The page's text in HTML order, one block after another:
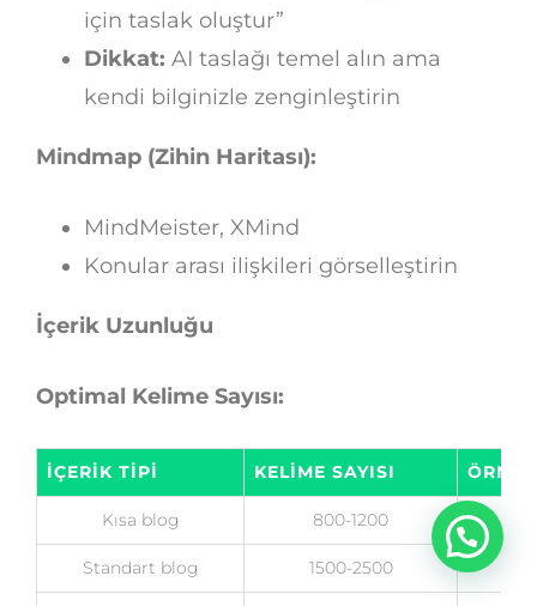
için taslak oluştur”
Dikkat: AI taslağı temel alın ama
kendi bilginizle zenginleştirin
Mindmap (Zihin Haritası):
MindMeister, XMind
Konular arası ilişkileri görselleştirin
İçerik Uzunluğu
Optimal Kelime Sayısı:
İÇERIK TIPI KELIME SAYISI ÖRNEK
Kısa blog 800-1200
Standart blog 1500-2500